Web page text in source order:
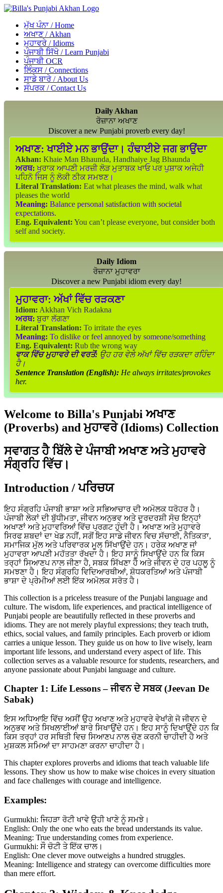
ਮੁੱਖ ਪੰਨਾ / Home
ਅਖਾਣ / Akhan
ਮੁਹਾਵਰੇ / Idioms
ਪੰਜਾਬੀ ਸਿੱਖੋ / Learn Punjabi
ਪੰਜਾਬੀ OCR
ਲਿੰਕਸ / Connections
ਸਾਡੇ ਬਾਰੇ / About Us
ਸੰਪਰਕ / Contact Us
Daily Akhan
ਰੋਜ਼ਾਨਾ ਅਖਾਣ
Discover a new Punjabi proverb every day!
ਅਖਾਣ: ਖਾਈਏ ਮਨ ਭਾਉਂਦਾ। ਹੰਢਾਈਏ ਜਗ ਭਾਉਂਦਾ
Akhan: Khaie Man Bhaunda, Handhaiye Jag Bhaunda
ਅਰਥ: ਖੁਰਾਕ ਆਪਣੀ ਮਰਜ਼ੀ ਲੋੜ ਮੁਤਾਬਕ ਖਾਓ ਪਰ ਪੁਸ਼ਾਕ ਅਜੇਹੀ
ਪਹਿਨੋ ਜਿਸ ਨੂੰ ਲੋਕੀ ਠੀਕ ਸਮਝਣ।
Literal Translation: Eat what pleases the mind, walk what
pleases the world
Meaning: Balance personal satisfaction with societal
expectations.
Eng. Equivalent: You can’t please everyone, but consider both
self and society.
Daily Idiom
ਰੋਜ਼ਾਨਾ ਮੁਹਾਵਰਾ
Discover a new Punjabi idiom every day!
ਮੁਹਾਵਰਾ: ਅੱਖਾਂ ਵਿੱਚ ਰੜਕਣਾ
Idiom: Akkhan Vich Radakna
ਅਰਥ: ਬੁਰਾ ਲੱਗਣਾ
Literal Translation: To irritate the eyes
Meaning: To dislike or feel annoyed by someone/something
Eng. Equivalent: Rub the wrong way
ਵਾਕ ਵਿੱਚ ਮੁਹਾਵਰੇ ਦੀ ਵਰਤੋਂ: ਉਹ ਹਰ ਵੇਲੇ ਅੱਖਾਂ ਵਿੱਚ ਰੜਕਦਾ ਰਹਿੰਦਾ
ਹੈ।
Sentence Translation (English): He always irritates/provokes
her.
Welcome to Billa's Punjabi ਅਖਾਣ
(Proverbs) and ਮੁਹਾਵਰੇ (Idioms) Collection
ਸਵਾਗਤ ਹੈ ਬਿੱਲੇ ਦੇ ਪੰਜਾਬੀ ਅਖਾਣ ਅਤੇ ਮੁਹਾਵਰੇ
ਸੰਗ੍ਰਹਿ ਵਿੱਚ।
Introduction / ਪਰਿਚਯ
ਇਹ ਸੰਗ੍ਰਹਿ ਪੰਜਾਬੀ ਭਾਸ਼ਾ ਅਤੇ ਸਭਿਆਚਾਰ ਦੀ ਅਮੋਲਕ ਧਰੋਹਰ ਹੈ।
ਪੰਜਾਬੀ ਲੋਕਾਂ ਦੀ ਬੁੱਧੀਮਤਾ, ਜੀਵਨ ਅਨੁਭਵ ਅਤੇ ਦੂਰਦਰਸ਼ੀ ਸੋਚ ਇਨ੍ਹਾਂ
ਅਖਾਣਾਂ ਅਤੇ ਮੁਹਾਵਰਿਆਂ ਵਿੱਚ ਪ੍ਰਗਟ ਹੁੰਦੀ ਹੈ। ਅਖਾਣ ਅਤੇ ਮੁਹਾਵਰੇ
ਸਿਰਫ ਸ਼ਬਦਾਂ ਦਾ ਖੇਡ ਨਹੀਂ, ਸਗੋਂ ਇਹ ਸਾਡੇ ਜੀਵਨ ਵਿਚ ਸੱਚਾਈ, ਨੈਤਿਕਤਾ,
ਸਮਾਜਿਕ ਮੁੱਲ ਅਤੇ ਪਰਿਵਾਰਕ ਮੂਲ ਸਿੱਖਾਉਂਦੇ ਹਨ। ਹਰੇਕ ਅਖਾਣ ਜਾਂ
ਮੁਹਾਵਰਾ ਆਪਣੀ ਮਹੱਤਤਾ ਰੱਖਦਾ ਹੈ। ਇਹ ਸਾਨੂੰ ਸਿਖਾਉਂਦੇ ਹਨ ਕਿ ਕਿਸ
ਤਰ੍ਹਾਂ ਸਿਆਣਪ ਨਾਲ ਜੀਣਾ ਹੈ, ਸਬਕ ਸਿੱਖਣਾ ਹੈ ਅਤੇ ਜੀਵਨ ਦੇ ਹਰ ਪਹਲੂ ਨੂੰ
ਸਮਝਣਾ ਹੈ। ਇਹ ਸੰਗ੍ਰਹਿ ਵਿਦਿਆਰਥੀਆਂ, ਸ਼ੋਧਕਰਤਿਆਂ ਅਤੇ ਪੰਜਾਬੀ
ਭਾਸ਼ਾ ਦੇ ਪ੍ਰੇਮੀਆਂ ਲਈ ਇੱਕ ਅਮੋਲਕ ਸਰੋਤ ਹੈ।
This collection is a priceless treasure of the Punjabi language and
culture. The wisdom, life experiences, and practical intelligence of
Punjabi people are beautifully reflected in these proverbs and
idioms. They are not merely playful expressions; they teach truth,
ethics, social values, and family principles. Each proverb or idiom
carries a unique lesson. They guide us on how to live wisely, learn
important life lessons, and understand every aspect of life. This
collection serves as a valuable resource for students, researchers, and
anyone passionate about Punjabi language and culture.
Chapter 1: Life Lessons – ਜੀਵਨ ਦੇ ਸਬਕ (Jeevan De
Sabak)
ਇਸ ਅਧਿਆਇ ਵਿੱਚ ਅਸੀਂ ਉਹ ਅਖਾਣ ਅਤੇ ਮੁਹਾਵਰੇ ਵੇਖਾਂਗੇ ਜੋ ਜੀਵਨ ਦੇ
ਅਨੁਭਵ ਅਤੇ ਸਿਖਲਾਈਆਂ ਬਾਰੇ ਸਿਖਾਉਂਦੇ ਹਨ। ਇਹ ਸਾਨੂੰ ਦਿਖਾਉਂਦੇ ਹਨ ਕਿ
ਕਿਸ ਤਰ੍ਹਾਂ ਹਰ ਸਥਿਤੀ ਵਿਚ ਸਿਆਣਪ ਨਾਲ ਚੋਣ ਕਰਨੀ ਚਾਹੀਦੀ ਹੈ ਅਤੇ
ਮੁਸ਼ਕਲ ਸਮਿਆਂ ਦਾ ਸਾਹਮਣਾ ਕਰਨਾ ਚਾਹੀਦਾ ਹੈ।
This chapter explores proverbs and idioms that teach valuable life
lessons. They show us how to make wise choices in every situation
and face challenges with courage and intelligence.
Examples:
Gurmukhi: ਜਿਹੜਾ ਰੋਟੀ ਖਾਵੇ ਉਹੀ ਖਾਣੇ ਨੂੰ ਸਮਝੇ।
English: Only the one who eats the bread understands its value.
Meaning: True understanding comes from experience.
Gurmukhi: ਸੌ ਚੋਟੀ ਤੇ ਇੱਕ ਚਾਲ।
English: One clever move outweighs a hundred struggles.
Meaning: Intelligence and strategy can overcome difficulties more
than mere effort.